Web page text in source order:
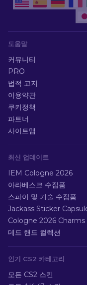
도움말
커뮤니티
PRO
법적 고지
이용약관
쿠키정책
파트너
사이트맵
최신 업데이트
IEM Cologne 2026
아라베스크 수집품
스파이 및 기술 수집품
Jackass Sticker
Cologne 2026 Charms
데드 핸드 컬렉션
인기 CS2 카테고리
모든 CS2 스킨